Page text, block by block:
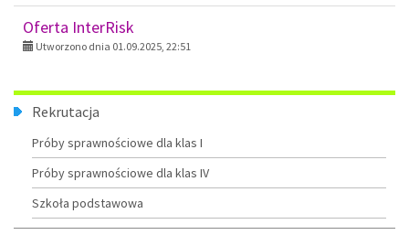
Oferta InterRisk
Utworzono dnia 01.09.2025, 22:51
MenuRekrutacja
Próby sprawnościowe dla klas I
Próby sprawnościowe dla klas IV
Szkoła podstawowa